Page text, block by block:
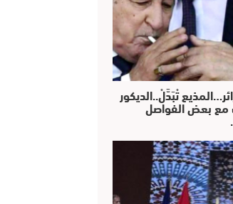
تْبَدَّلْ..الديكور
مع بعض الفواصل